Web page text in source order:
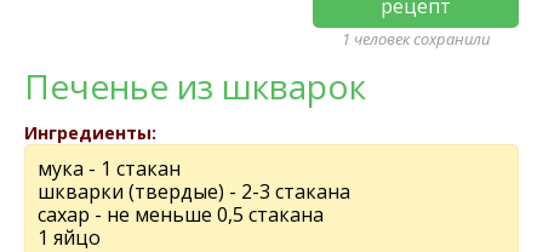
рецепт
1 человек сохранили
Печенье из шкварок
Ингредиенты:
мука - 1 стакан
шкварки (твердые) - 2-3 стакана
сахар - не меньше 0,5 стакана
1 яйцо